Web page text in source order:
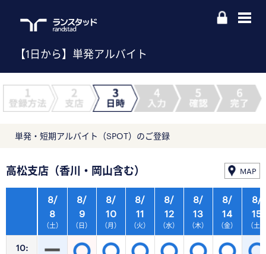
【1日から】単発アルバイト
単発・短期アルバイト（SPOT）のご登録
高松支店（香川・岡山含む） MAP
10:
8/
8
（土）
8/
9
（日）
8/
10
（月）
8/
11
（火）
8/
12
（水）
8/
13
（木）
8/
14
（金）
8/
15
（土）